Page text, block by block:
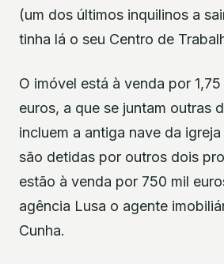
(um dos últimos inquilinos a
tinha lá o seu Centro de
O imóvel está à venda por
euros, a que se juntam outras
incluem a antiga nave da
são detidas por outros dois
estão à venda por 750 mil
agência Lusa o agente
Cunha.